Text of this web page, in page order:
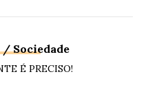
Sociedade
É PRECISO!